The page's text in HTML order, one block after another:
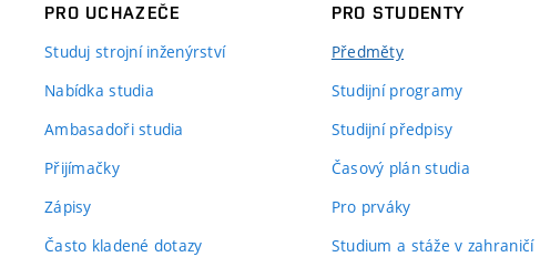
PRO UCHAZEČE
Studuj strojní inženýrství
Nabídka studia
Ambasadoři studia
Přijímačky
Zápisy
Často kladené dotazy
PRO STUDENTY
Předměty
Studijní programy
Studijní předpisy
Časový plán studia
Pro prváky
Studium a stáže v zahraničí